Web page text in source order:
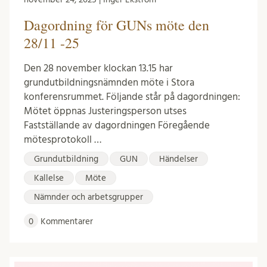
Dagordning för GUNs möte den
28/11 -25
Den 28 november klockan 13.15 har
grundutbildningsnämnden möte i Stora
konferensrummet. Följande står på dagordningen:
Mötet öppnas Justeringsperson utses
Fastställande av dagordningen Föregående
mötesprotokoll …
Grundutbildning GUN Händelser
Kallelse Möte
Nämnder och arbetsgrupper
0 Kommentarer